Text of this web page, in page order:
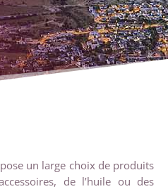
un large choix de produits
de l’huile ou des